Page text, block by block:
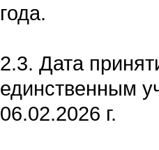
года.
2.3. Дата
единственным
06.02.2026 г.